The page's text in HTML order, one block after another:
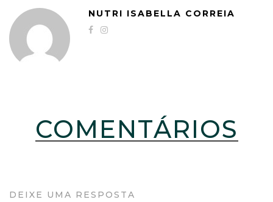
NUTRI ISABELLA CORREIA
COMENTÁRIOS
DEIXE UMA RESPOSTA